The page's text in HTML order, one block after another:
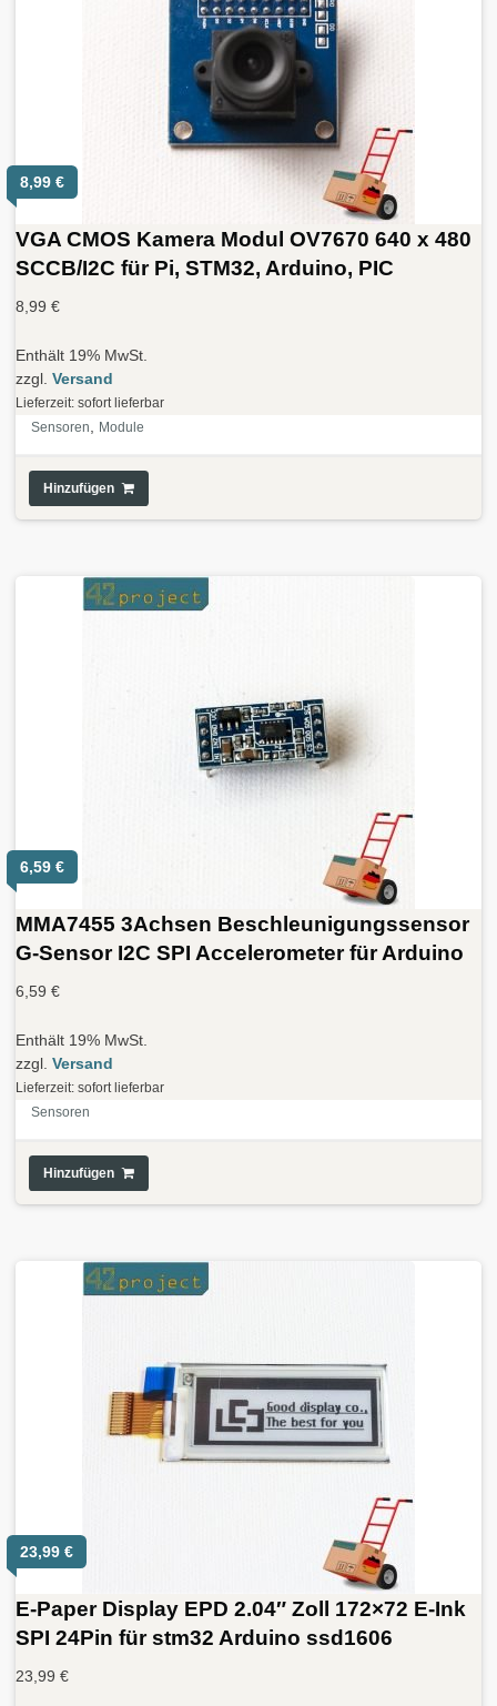
8,99 €
VGA CMOS Kamera Modul OV7670 640 x 480
SCCB/I2C für Pi, STM32, Arduino, PIC
8,99 €
Enthält 19% MwSt.
zzgl. Versand
Lieferzeit: sofort lieferbar
Sensoren
Module
Hinzufügen
6,59 €
MMA7455 3Achsen Beschleunigungssensor
G-Sensor I2C SPI Accelerometer für Arduino
6,59 €
Enthält 19% MwSt.
zzgl. Versand
Lieferzeit: sofort lieferbar
Sensoren
Hinzufügen
23,99 €
E-Paper Display EPD 2.04″ Zoll 172×72 E-Ink
SPI 24Pin für stm32 Arduino ssd1606
23,99 €